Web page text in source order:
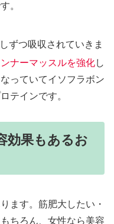
。
ずつ吸収されていきま
ナーマッスルを強化し
っていてイソフラボン
テインです。
効果もあるお
ます。筋肥大したい・
ちろん、女性なら美容